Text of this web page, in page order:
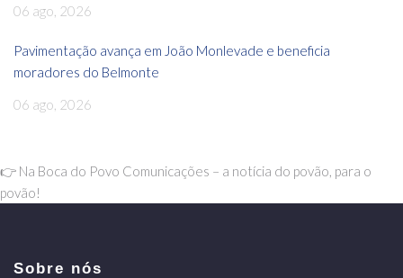
06 ago, 2026
Pavimentação avança em João Monlevade e beneficia
moradores do Belmonte
06 ago, 2026
👉 Na Boca do Povo Comunicações – a notícia do povão, para o
povão!
Sobre nós